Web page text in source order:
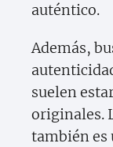
auténtico.
Además,
suelen
originales.
también